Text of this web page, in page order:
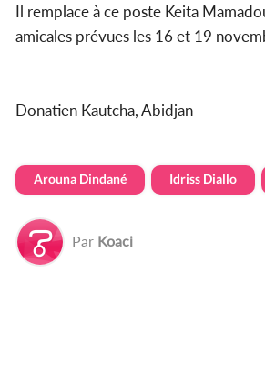
Il remplace à ce poste Keita
amicales prévues les 16 et 19
Donatien Kautcha, Abidjan
Arouna Dindané Idriss Diallo
Par Koaci